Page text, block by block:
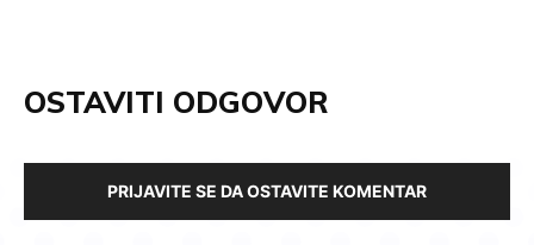
OSTAVITI ODGOVOR
PRIJAVITE SE DA OSTAVITE KOMENTAR